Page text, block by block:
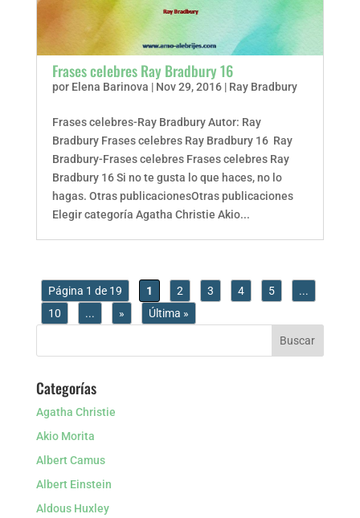
Frases celebres Ray Bradbury 16
por Elena Barinova | Nov 29, 2016| Ray Bradbury
Frases celebres-Ray Bradbury Autor: Ray
Bradbury Frases celebres Ray Bradbury 16 Ray
Bradbury-Frases celebres Frases celebres Ray
Bradbury 16 Si no te gusta lo que haces, no lo
hagas. Otras publicacionesOtras publicaciones
Elegir categoría Agatha Christie Akio...
Página 1 de 19 1 2 3 4 5
...
10
... » Última »
Categorías
Agatha Christie
Akio Morita
Albert Camus
Albert Einstein
Aldous Huxley